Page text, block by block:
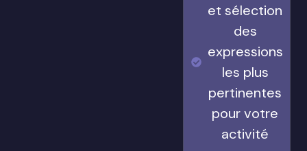
et sélection
des
expressions
les plus
pertinentes
pour votre
activité